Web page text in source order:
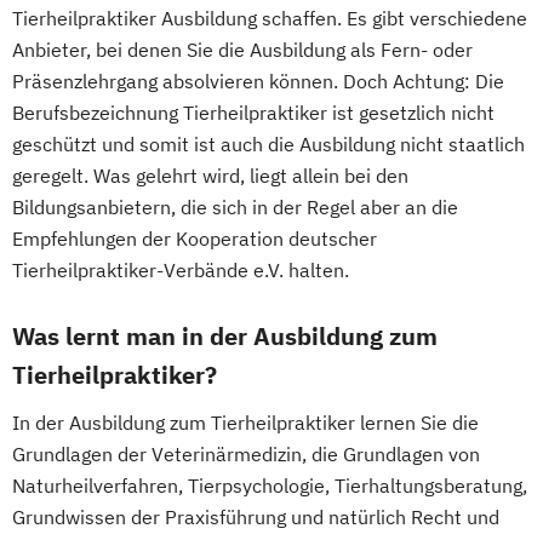
Tierheilpraktiker Ausbildung schaffen. Es gibt verschiedene
Anbieter, bei denen Sie die Ausbildung als Fern- oder
Präsenzlehrgang absolvieren können. Doch Achtung: Die
Berufsbezeichnung Tierheilpraktiker ist gesetzlich nicht
geschützt und somit ist auch die Ausbildung nicht staatlich
geregelt. Was gelehrt wird, liegt allein bei den
Bildungsanbietern, die sich in der Regel aber an die
Empfehlungen der Kooperation deutscher
Tierheilpraktiker-Verbände e.V. halten.
Was lernt man in der Ausbildung zum
Tierheilpraktiker?
In der Ausbildung zum Tierheilpraktiker lernen Sie die
Grundlagen der Veterinärmedizin, die Grundlagen von
Naturheilverfahren, Tierpsychologie, Tierhaltungsberatung,
Grundwissen der Praxisführung und natürlich Recht und